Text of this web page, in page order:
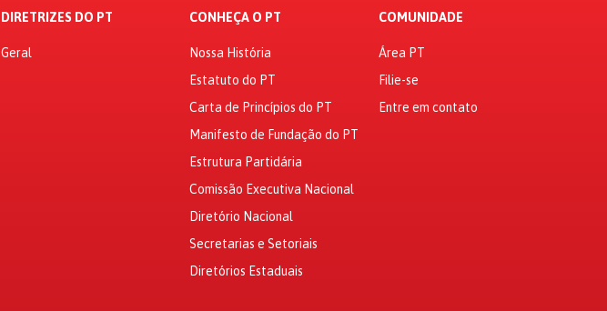
DIRETRIZES DO PT
Geral
CONHEÇA O PT
Nossa História
Estatuto do PT
Carta de Princípios do PT
Manifesto de Fundação do PT
Estrutura Partidária
Comissão Executiva Nacional
Diretório Nacional
Secretarias e Setoriais
Diretórios Estaduais
COMUNIDADE
Área PT
Filie-se
Entre em contato